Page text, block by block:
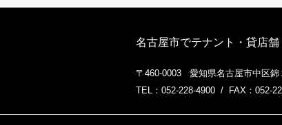
名古屋市でテナント・貸店
〒460-0003 愛知県名古屋市中区錦
TEL：052-228-4900 / FAX：052-